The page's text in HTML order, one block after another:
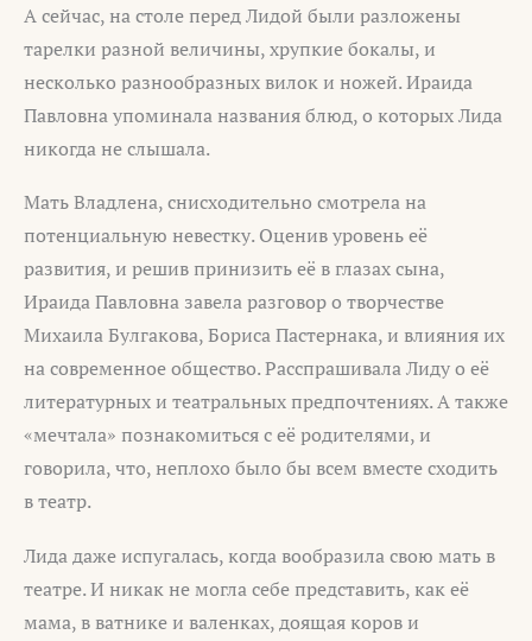
А сейчас, на столе перед Лидой были разложены
тарелки разной величины, хрупкие бокалы, и
несколько разнообразных вилок и ножей. Ираида
Павловна упоминала названия блюд, о которых Лида
никогда не слышала.
Мать Владлена, снисходительно смотрела на
потенциальную невестку. Оценив уровень её
развития, и решив принизить её в глазах сына,
Ираида Павловна завела разговор о творчестве
Михаила Булгакова, Бориса Пастернака, и влияния их
на современное общество. Расспрашивала Лиду о её
литературных и театральных предпочтениях. А также
«мечтала» познакомиться с её родителями, и
говорила, что, неплохо было бы всем вместе сходить
в театр.
Лида даже испугалась, когда вообразила свою мать в
театре. И никак не могла себе представить, как её
мама, в ватнике и валенках, доящая коров и